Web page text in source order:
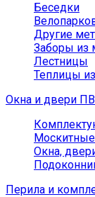
Беседки
Другие
Заборы из
Лестницы
Теплицы
Окна и двери
Окна,
Перила и